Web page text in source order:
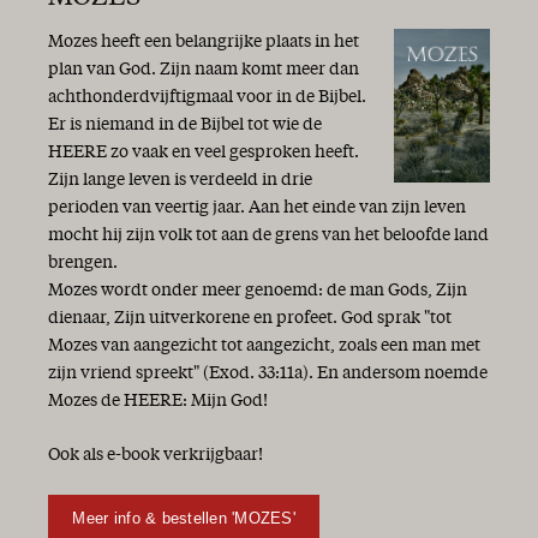
Mozes heeft een belangrijke plaats in het
plan van God. Zijn naam komt meer dan
achthonderdvijftigmaal voor in de Bijbel.
Er is niemand in de Bijbel tot wie de
HEERE zo vaak en veel gesproken heeft.
Zijn lange leven is verdeeld in drie
perioden van veertig jaar. Aan het einde van zijn leven
mocht hij zijn volk tot aan de grens van het beloofde land
brengen.
Mozes wordt onder meer genoemd: de man Gods, Zijn
dienaar, Zijn uitverkorene en profeet. God sprak "tot
Mozes van aangezicht tot aangezicht, zoals een man met
zijn vriend spreekt" (Exod. 33:11a). En andersom noemde
Mozes de HEERE: Mijn God!
Ook als e-book verkrijgbaar!
Meer info & bestellen 'MOZES'